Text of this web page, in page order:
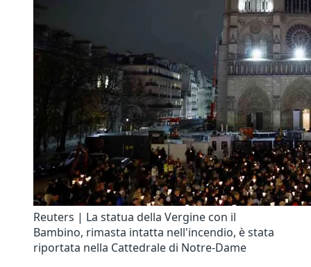
Reuters | La statua della Vergine con il
Bambino, rimasta intatta nell'incendio, è stata
riportata nella Cattedrale di Notre-Dame